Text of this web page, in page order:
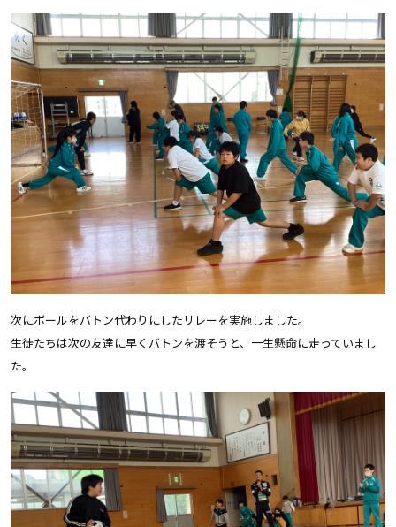
次にボールをバトン代わりにしたリレーを実施しました。
生徒たちは次の友達に早くバトンを渡そうと、一生懸命に走っていまし
た。